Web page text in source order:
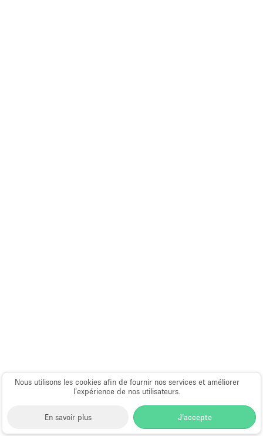
Nous utilisons les cookies afin de fournir nos services et améliorer
l’expérience de nos utilisateurs.
En savoir plus J'accepte